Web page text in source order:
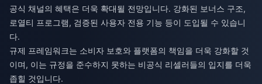
공식 채널의 혜택은 더욱 확대될 전망입니다. 강화된 보너스 구조,
로열티 프로그램, 검증된 사용자 전용 기능 등이 도입될 수 있습니
다.
규제 프레임워크는 소비자 보호와 플랫폼의 책임을 더욱 강화할 것
이며, 이는 규정을 준수하지 못하는 비공식 리셀러들의 입지를 더욱
좁힐 것입니다.